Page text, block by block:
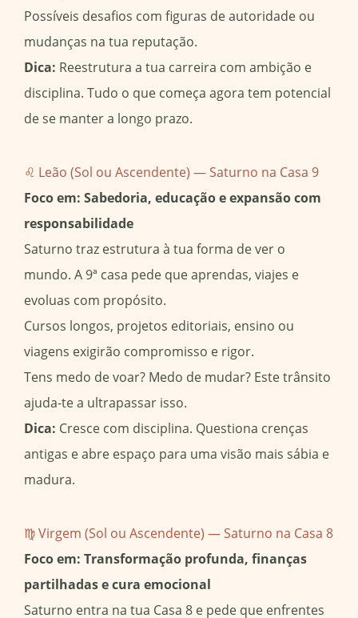
Possíveis desafios com figuras de autoridade ou
mudanças na tua reputação.
Dica: Reestrutura a tua carreira com ambição e
disciplina. Tudo o que começa agora tem potencial
de se manter a longo prazo.
♌ Leão (Sol ou Ascendente) — Saturno na Casa 9
Foco em: Sabedoria, educação e expansão com
responsabilidade
Saturno traz estrutura à tua forma de ver o
mundo. A 9ª casa pede que aprendas, viajes e
evoluas com propósito.
Cursos longos, projetos editoriais, ensino ou
viagens exigirão compromisso e rigor.
Tens medo de voar? Medo de mudar? Este trânsito
ajuda-te a ultrapassar isso.
Dica: Cresce com disciplina. Questiona crenças
antigas e abre espaço para uma visão mais sábia e
madura.
♍ Virgem (Sol ou Ascendente) — Saturno na Casa 8
Foco em: Transformação profunda, finanças
partilhadas e cura emocional
Saturno entra na tua Casa 8 e pede que enfrentes